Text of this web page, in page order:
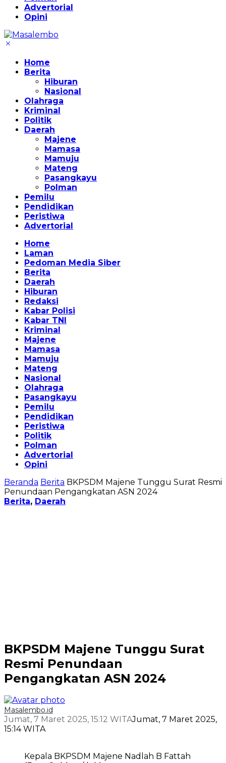
Advertorial
Opini
Home
Berita
Hiburan
Nasional
Olahraga
Kriminal
Politik
Daerah
Majene
Mamasa
Mamuju
Mateng
Pasangkayu
Polman
Pemilu
Pendidikan
Peristiwa
Advertorial
Home
Laman
Pedoman Media Siber
Berita
Daerah
Hiburan
Redaksi
Kabar Polisi
Kabar TNI
Kriminal
Majene
Mamasa
Mamuju
Mateng
Nasional
Olahraga
Pasangkayu
Pemilu
Pendidikan
Peristiwa
Politik
Polman
Advertorial
Opini
Beranda Berita BKPSDM Majene Tunggu Surat Resmi
Penundaan Pengangkatan ASN 2024
Berita, Daerah
BKPSDM Majene Tunggu Surat
Resmi Penundaan
Pengangkatan ASN 2024
Masalembo.id
Jumat, 7 Maret 2025, 15:12 WITAJumat, 7 Maret 2025,
15:14 WITA
Kepala BKPSDM Majene Nadlah B Fattah